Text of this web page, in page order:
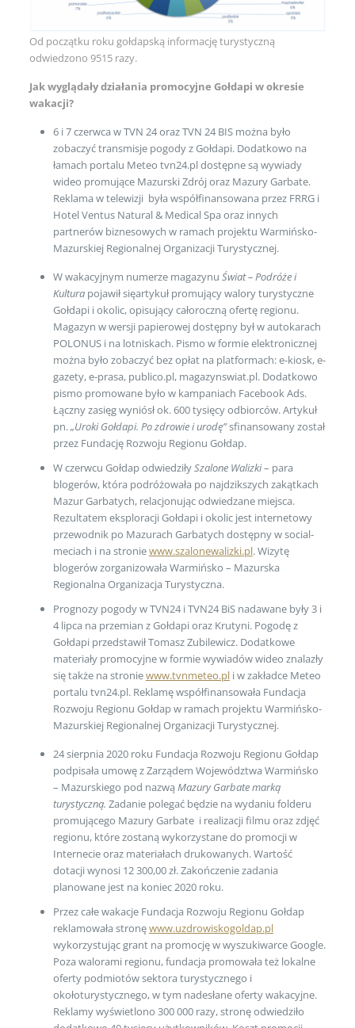
Od początku roku gołdapską informację turystyczną
odwiedzono 9515 razy.
Jak wyglądały działania promocyjne Gołdapi w okresie
wakacji?
6 i 7 czerwca w TVN 24 oraz TVN 24 BIS można było
zobaczyć transmisje pogody z Gołdapi. Dodatkowo na
łamach portalu Meteo tvn24.pl dostępne są wywiady
wideo promujące Mazurski Zdrój oraz Mazury Garbate.
Reklama w telewizji była współfinansowana przez FRRG i
Hotel Ventus Natural & Medical Spa oraz innych
partnerów biznesowych w ramach projektu Warmińsko-
Mazurskiej Regionalnej Organizacji Turystycznej.
W wakacyjnym numerze magazynu Świat – Podróże i
Kulturapojawił sięartykuł promujący walory turystyczne
Gołdapi i okolic, opisujący całoroczną ofertę regionu.
Magazyn w wersji papierowej dostępny był w autokarach
POLONUS i na lotniskach. Pismo w formie elektronicznej
można było zobaczyć bez opłat na platformach: e-kiosk, e-
gazety, e-prasa, publico.pl, magazynswiat.pl. Dodatkowo
pismo promowane było w kampaniach Facebook Ads.
Łączny zasięg wyniósł ok. 600 tysięcy odbiorców. Artykuł
pn.„Uroki Gołdapi. Po zdrowie i urodę”sfinansowany został
przez Fundację Rozwoju Regionu Gołdap.
W czerwcu Gołdap odwiedziłySzalone Walizki– para
blogerów, która podróżowała po najdzikszych zakątkach
Mazur Garbatych, relacjonując odwiedzane miejsca.
Rezultatem eksploracji Gołdapi i okolic jest internetowy
przewodnik po Mazurach Garbatych dostępny w social-
meciach i na stroniewww.szalonewalizki.pl. Wizytę
blogerów zorganizowała Warmińsko – Mazurska
Regionalna Organizacja Turystyczna.
Prognozy pogody w TVN24 i TVN24 BiS nadawane były 3 i
4 lipca na przemian z Gołdapi oraz Krutyni. Pogodę z
Gołdapi przedstawił Tomasz Zubilewicz. Dodatkowe
materiały promocyjne w formie wywiadów wideo znalazły
się także na stroniewww.tvnmeteo.pli w zakładce Meteo
portalu tvn24.pl. Reklamę współfinansowała Fundacja
Rozwoju Regionu Gołdap w ramach projektu Warmińsko-
Mazurskiej Regionalnej Organizacji Turystycznej.
24 sierpnia 2020 roku Fundacja Rozwoju Regionu Gołdap
podpisała umowę z Zarządem Województwa Warmińsko
– Mazurskiego pod nazwą Mazury Garbate marką
turystyczną. Zadanie polegać będzie na wydaniu folderu
promującego Mazury Garbate i realizacji filmu oraz zdjęć
regionu, które zostaną wykorzystane do promocji w
Internecie oraz materiałach drukowanych. Wartość
dotacji wynosi 12 300,00 zł. Zakończenie zadania
planowane jest na koniec 2020 roku.
Przez całe wakacje Fundacja Rozwoju Regionu Gołdap
reklamowała stronęwww.uzdrowiskogoldap.pl
wykorzystując grant na promocję w wyszukiwarce Google.
Poza walorami regionu, fundacja promowała też lokalne
oferty podmiotów sektora turystycznego i
okołoturystycznego, w tym nadesłane oferty wakacyjne.
Reklamy wyświetlono 300 000 razy, stronę odwiedziło